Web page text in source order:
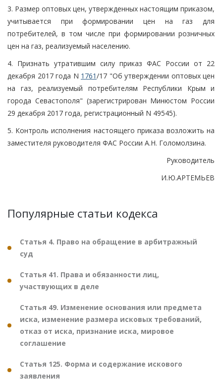
3. Размер оптовых цен, утвержденных настоящим приказом,
учитывается при формировании цен на газ для
потребителей, в том числе при формировании розничных
цен на газ, реализуемый населению.
4. Признать утратившим силу приказ ФАС России от 22
декабря 2017 года N 1761/17 "Об утверждении оптовых цен
на газ, реализуемый потребителям Республики Крым и
города Севастополя" (зарегистрирован Минюстом России
29 декабря 2017 года, регистрационный N 49545).
5. Контроль исполнения настоящего приказа возложить на
заместителя руководителя ФАС России А.Н. Голомолзина.
Руководитель
И.Ю.АРТЕМЬЕВ
Популярные статьи кодекса
Статья 4. Право на обращение в арбитражный
суд
Статья 41. Права и обязанности лиц,
участвующих в деле
Статья 49. Изменение основания или предмета
иска, изменение размера исковых требований,
отказ от иска, признание иска, мировое
соглашение
Статья 125. Форма и содержание искового
заявления